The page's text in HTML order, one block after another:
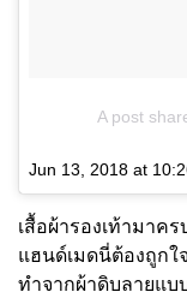
A post
Jun 13, 2018 at
เสื้อผ้ารองเท้ามาค
แฮนด์เมดนี่ต้องถูกใ
ทำจากผ้าดิบลายแบ